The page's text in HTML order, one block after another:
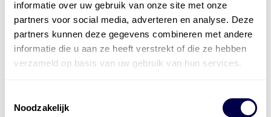
informatie over uw gebruik van onze site met onze
partners voor social media, adverteren en analyse. Deze
partners kunnen deze gegevens combineren met andere
informatie die u aan ze heeft verstrekt of die ze hebben
verzameld op basis van uw gebruik van hun services.
Noodzakelijk